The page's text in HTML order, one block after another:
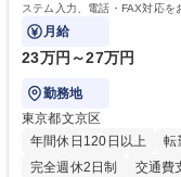
ステム入力、電話・FAX対応を
などにも幅広く携わっていただ
月給
23万円～27万円
勤務地
東京都文京区
年間休日120日以上
転
完全週休2日制
交通費